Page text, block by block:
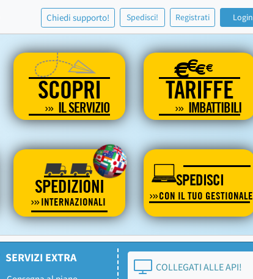
Chiedi supporto! Spedisci! Registrati Login
SCOPRI
IL SERVIZIO
€€€€
TARIFFE
IMBATTIBILI
SPEDIZIONI
INTERNAZIONALI
SPEDISCI
CON IL TUO GESTIONALE
SERVIZI EXTRA
COLLEGATI ALLE API!